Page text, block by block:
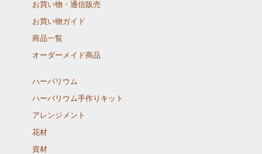
お買い物・通信販売
お買い物ガイド
商品一覧
オーダーメイド商品
ハーバリウム
ハーバリウム手作りキット
アレンジメント
花材
資材